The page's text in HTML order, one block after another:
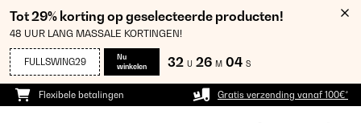
Tot 29% korting op geselecteerde producten!
48 UUR LANG MASSALE KORTINGEN!
FULLSWING29
Nu
winkelen
32 U 26 M 03 S
Flexibele betalingen Gratis verzending vanaf 100€*